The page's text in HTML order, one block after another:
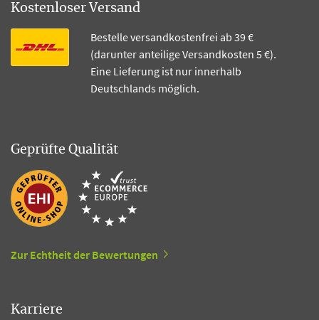
Kostenloser Versand
Bestelle versandkostenfrei ab 39 €
(darunter anteilige Versandkosten 5 €).
Eine Lieferung ist nur innerhalb
Deutschlands möglich.
Geprüfte Qualität
Zur Echtheit der Bewertungen
Karriere